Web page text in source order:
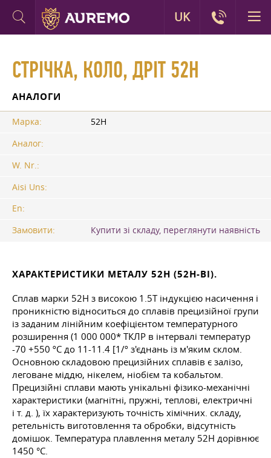
СТРІЧКА, КОЛО, ДРІТ 52Н
АНАЛОГИ
Марка:
52Н
Аналог:
W. Nr.:
Aisi Uns:
En:
Замовити:
Купити зі складу, переглянути наявність
ХАРАКТЕРИСТИКИ МЕТАЛУ 52Н (52Н-ВІ).
Сплав марки 52Н з високою 1.5Т індукцією насичення і
проникністю відноситься до сплавів прецизійної групи
із заданим лінійним коефіцієнтом температурного
розширення (1 000 000* ТКЛР в інтервалі температур
-70 +550 ºC до 11-11.4 [1/º з'єднань із м'яким склом.
Основною складовою прецизійних сплавів є залізо,
леговане міддю, нікелем, ніобієм та кобальтом.
Прецизійні сплави мають унікальні фізико-механічні
характеристики (магнітні, пружні, теплові, електричні
і т. д. ), їх характеризують точність хімічних. складу,
ретельність виготовлення та обробки, відсутність
домішок. Температура плавлення металу 52Н дорівнює
1450 °C.
UK